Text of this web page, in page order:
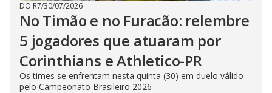
DO R7/30/07/2026
No Timão e no Furacão: relembre
5 jogadores que atuaram por
Corinthians e Athletico-PR
Os times se enfrentam nesta quinta (30) em duelo válido
pelo Campeonato Brasileiro 2026